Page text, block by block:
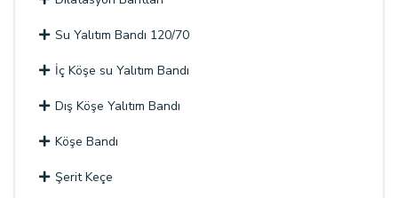
Su Yalıtım Bandı 120/70
İç Köşe su Yalıtım Bandı
Dış Köşe Yalıtım Bandı
Köşe Bandı
Şerit Keçe